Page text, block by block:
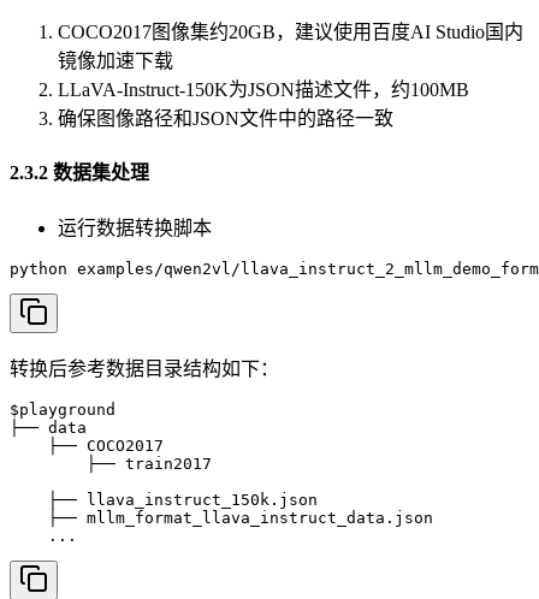
COCO2017图像集约20GB，建议使用百度AI Studio国内
镜像加速下载
LLaVA-Instruct-150K为JSON描述文件，约100MB
确保图像路径和JSON文件中的路径一致
2.3.2 数据集处理
运行数据转换脚本
python examples/qwen2vl/
转换后参考数据目录结构如下：
$playground
├── data
    ├── COCO2017
        ├── train2017
    ├── llava_instruct_150k.json
    ├── mllm_format_llava_instruct_data.json
    ...